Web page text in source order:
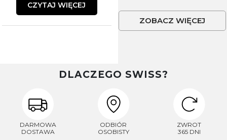
CZYTAJ WIĘCEJ
ZOBACZ WIĘCEJ
DLACZEGO SWISS?
DARMOWA
DOSTAWA
ODBIÓR
OSOBISTY
ZWROT
365 DNI